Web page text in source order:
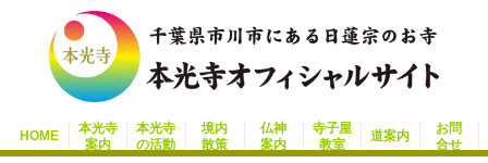
HOME
本光寺
案内
本光寺
の活動
境内
散策
仏神
案内
寺子屋
教室
道案内
お問
合せ